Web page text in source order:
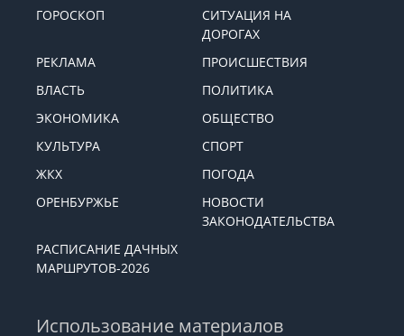
ГОРОСКОП
СИТУАЦИЯ НА
ДОРОГАХ
РЕКЛАМА
ПРОИСШЕСТВИЯ
ВЛАСТЬ
ПОЛИТИКА
ЭКОНОМИКА
ОБЩЕСТВО
КУЛЬТУРА
СПОРТ
ЖКХ
ПОГОДА
ОРЕНБУРЖЬЕ
НОВОСТИ
ЗАКОНОДАТЕЛЬСТВА
РАСПИСАНИЕ ДАЧНЫХ
МАРШРУТОВ-2026
Использование материалов